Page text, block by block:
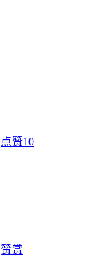
点赞10
赞赏